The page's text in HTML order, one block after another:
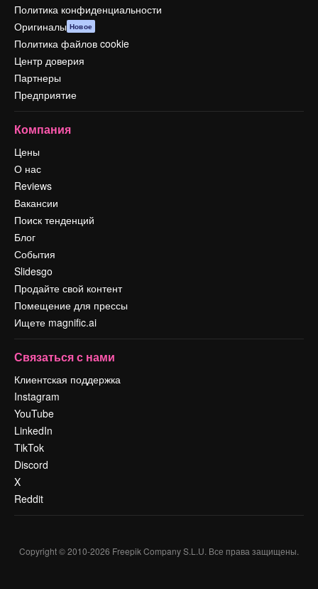
Политика конфиденциальности
Оригиналы Новое
Политика файлов cookie
Центр доверия
Партнеры
Предприятие
Компания
Цены
О нас
Reviews
Вакансии
Поиск тенденций
Блог
События
Slidesgo
Продайте свой контент
Помещение для прессы
Ищете magnific.ai
Связаться с нами
Клиентская поддержка
Instagram
YouTube
LinkedIn
TikTok
Discord
X
Reddit
Copyright © 2010-2026 Freepik Company S.L.U. Все права защищены.